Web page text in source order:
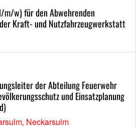
w) für den Abwehrenden
Kraft- und Nutzfahrzeugwerkstatt
der Abteilung Feuerwehr
und Einsatzplanung
Neckarsulm